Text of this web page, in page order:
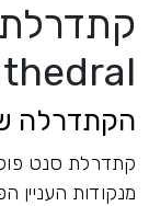
הקתדרלה
קתדרלת סנט
מנקודות העניין